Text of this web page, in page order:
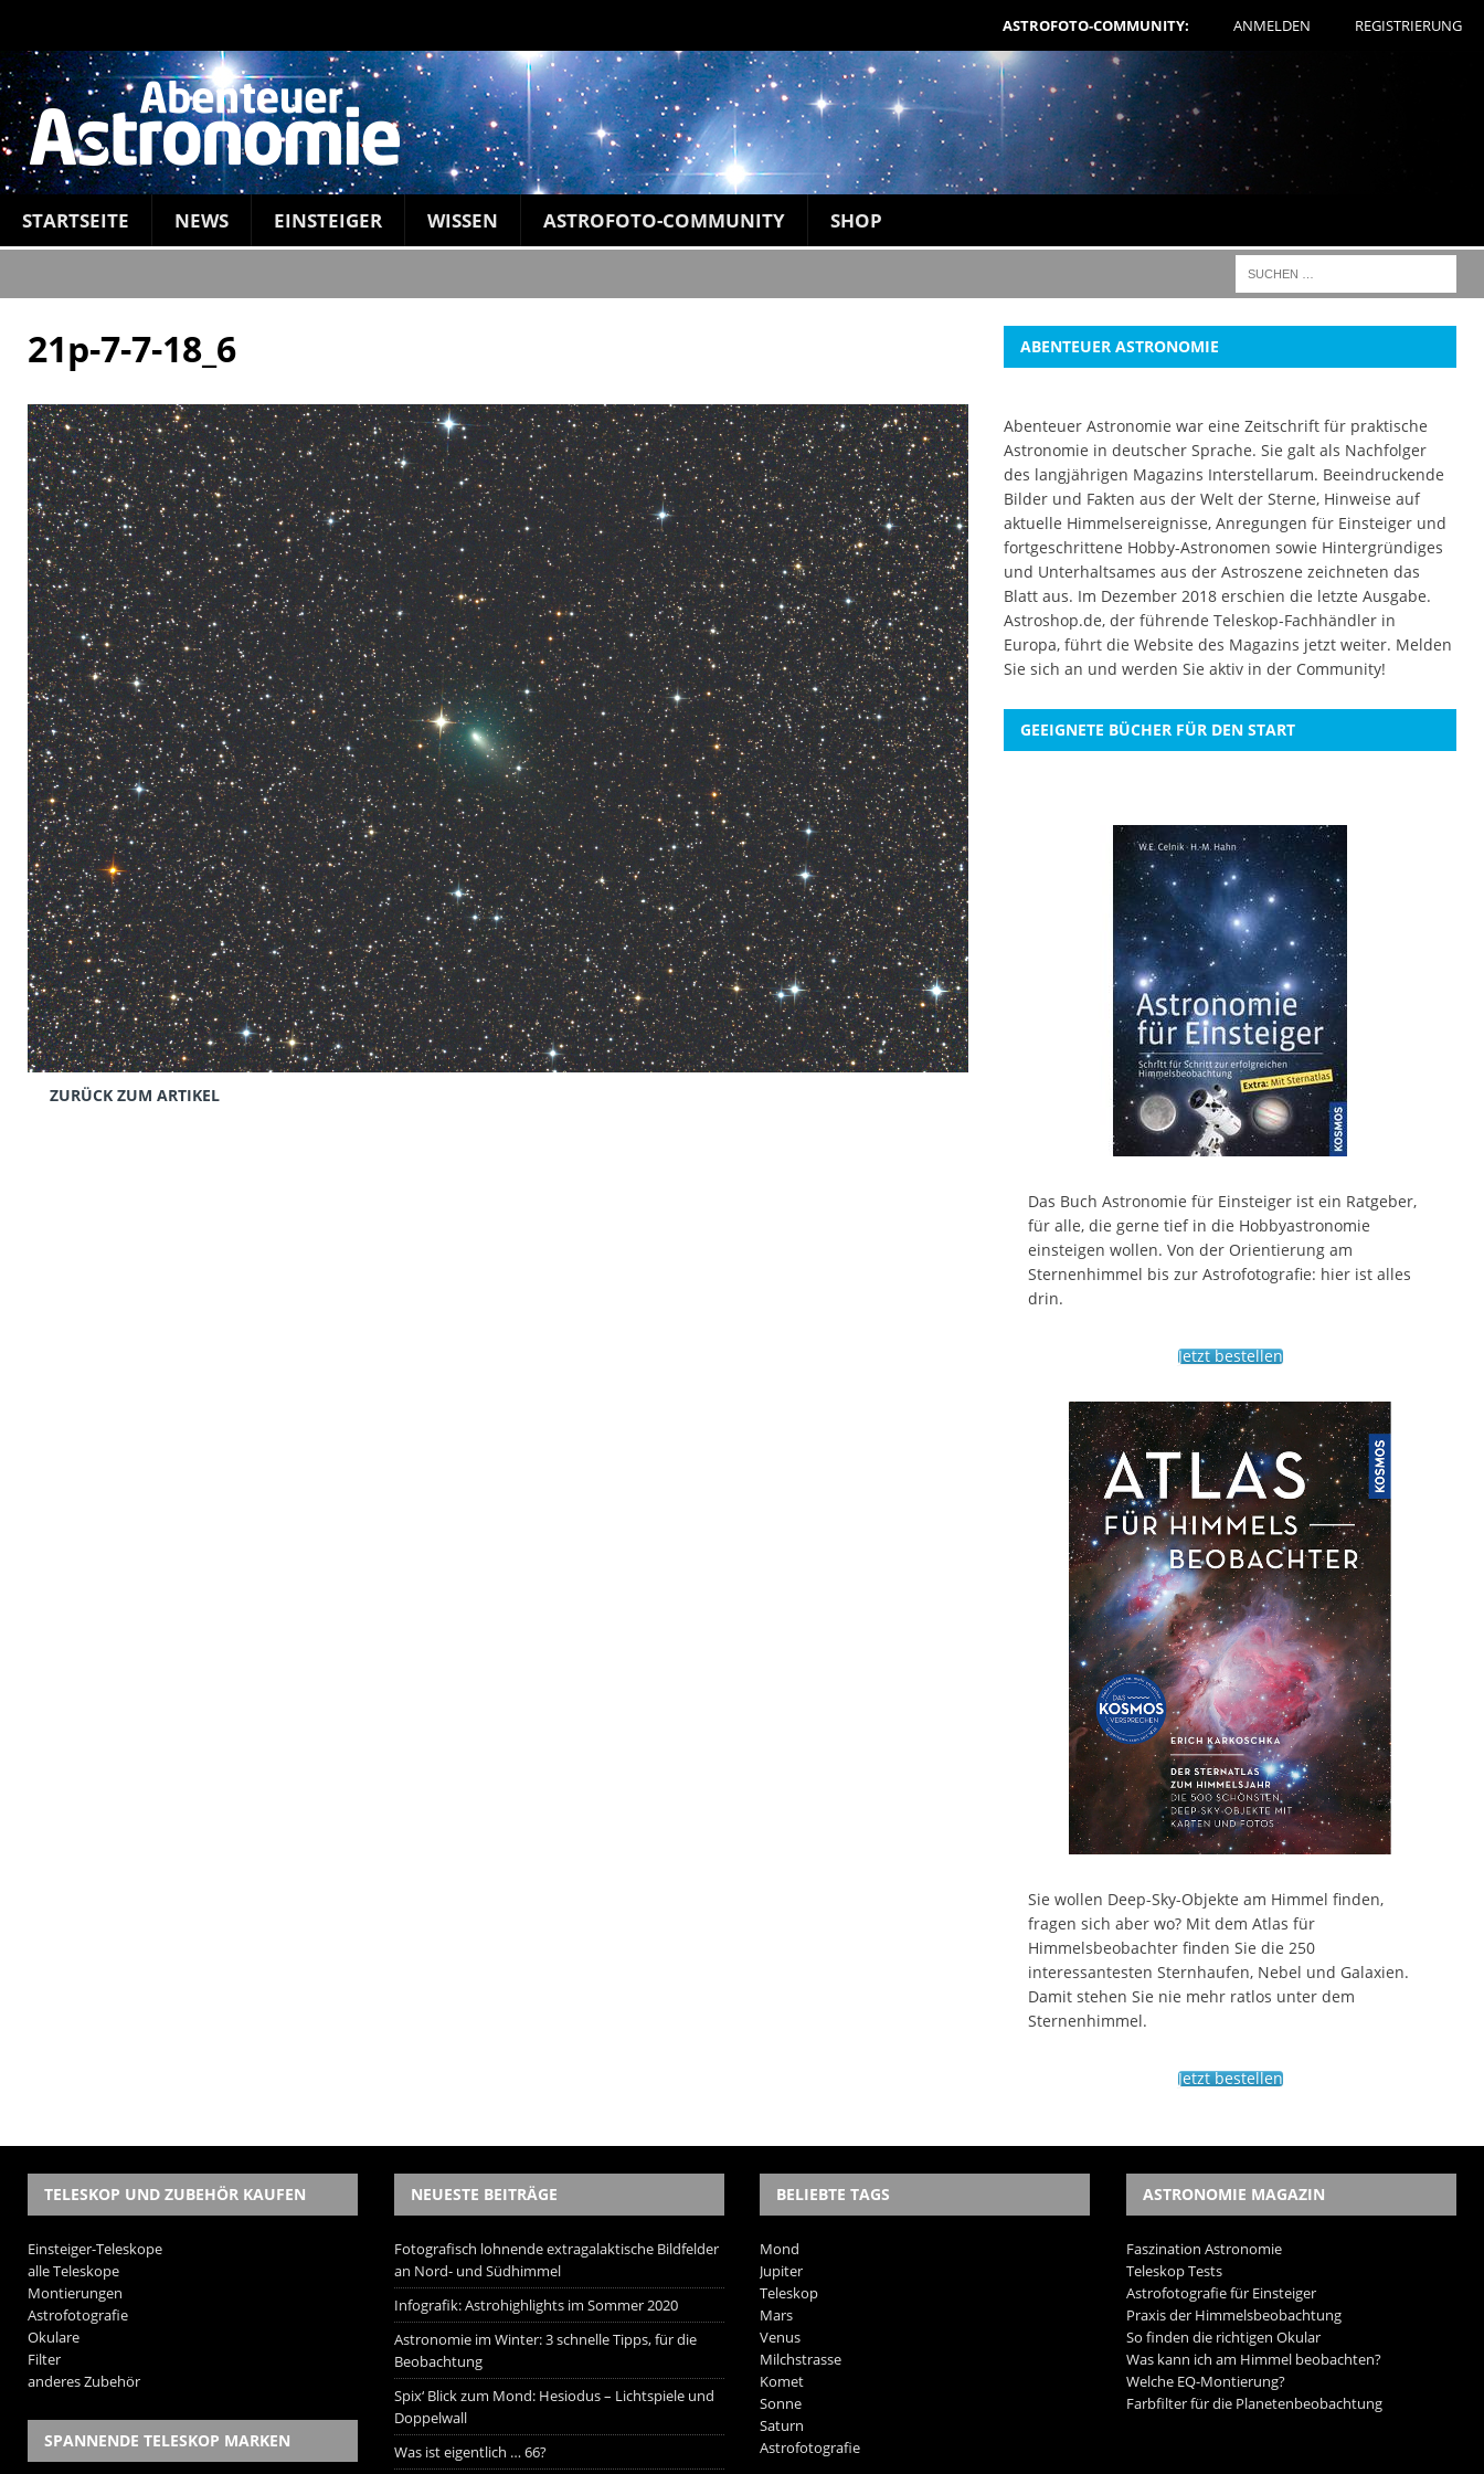
ASTROFOTO-COMMUNITY: ANMELDEN REGISTRIERUNG
STARTSEITE NEWS EINSTEIGER WISSEN ASTROFOTO-COMMUNITY SHOP
21p-7-7-18_6
ZURÜCK ZUM ARTIKEL
ABENTEUER ASTRONOMIE
Abenteuer Astronomie war eine Zeitschrift für praktische
Astronomie in deutscher Sprache. Sie galt als Nachfolger
des langjährigen Magazins Interstellarum. Beeindruckende
Bilder und Fakten aus der Welt der Sterne, Hinweise auf
aktuelle Himmelsereignisse, Anregungen für Einsteiger und
fortgeschrittene Hobby-Astronomen sowie Hintergründiges
und Unterhaltsames aus der Astroszene zeichneten das
Blatt aus. Im Dezember 2018 erschien die letzte Ausgabe.
Astroshop.de, der führende Teleskop-Fachhändler in
Europa, führt die Website des Magazins jetzt weiter. Melden
Sie sich an und werden Sie aktiv in der Community!
GEEIGNETE BÜCHER FÜR DEN START
Das Buch Astronomie für Einsteiger ist ein Ratgeber,
für alle, die gerne tief in die Hobbyastronomie
einsteigen wollen. Von der Orientierung am
Sternenhimmel bis zur Astrofotografie: hier ist alles
drin.
Jetzt bestellen
Sie wollen Deep-Sky-Objekte am Himmel finden,
fragen sich aber wo? Mit dem Atlas für
Himmelsbeobachter finden Sie die 250
interessantesten Sternhaufen, Nebel und Galaxien.
Damit stehen Sie nie mehr ratlos unter dem
Sternenhimmel.
Jetzt bestellen
TELESKOP UND ZUBEHÖR KAUFEN
Einsteiger-Teleskope
alle Teleskope
Montierungen
Astrofotografie
Okulare
Filter
anderes Zubehör
SPANNENDE TELESKOP MARKEN
NEUESTE BEITRÄGE
Fotografisch lohnende extragalaktische Bildfelder
an Nord- und Südhimmel
Infografik: Astrohighlights im Sommer 2020
Astronomie im Winter: 3 schnelle Tipps, für die
Beobachtung
Spix‘ Blick zum Mond: Hesiodus – Lichtspiele und
Doppelwall
Was ist eigentlich … 66?
BELIEBTE TAGS
Mond
Jupiter
Teleskop
Mars
Venus
Milchstrasse
Komet
Sonne
Saturn
Astrofotografie
ASTRONOMIE MAGAZIN
Faszination Astronomie
Teleskop Tests
Astrofotografie für Einsteiger
Praxis der Himmelsbeobachtung
So finden die richtigen Okular
Was kann ich am Himmel beobachten?
Welche EQ-Montierung?
Farbfilter für die Planetenbeobachtung